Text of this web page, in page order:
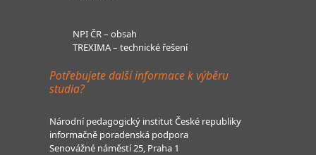
NPI ČR – obsah
TREXIMA – technické řešení
Potřebujete další informace k výběru
studia?
Národní pedagogický institut České republiky
informačně poradenská podpora
Senovážné náměstí 25, Praha 1